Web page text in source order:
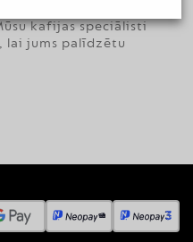
kafijas speciālisti
lai jums palīdzētu